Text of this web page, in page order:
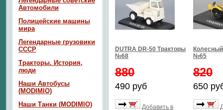
DUTRA DR-50 Тракторы
№68
880
490 руб
Добавить в
№65
820
650
Автомобили
Полицейские машины
мира
Легендарные грузовики
СССР
Тракторы. История,
люди
Наши Автобусы
(MODIMIO)
Наши Танки (MODIMIO)